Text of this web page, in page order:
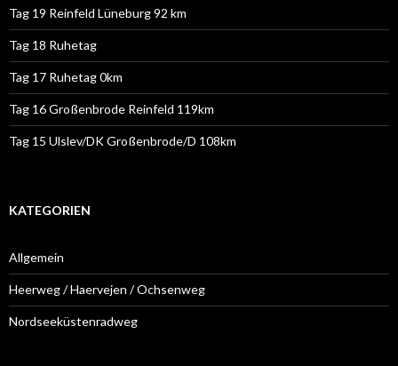
Tag 19 Reinfeld Lüneburg 92 km
Tag 18 Ruhetag
Tag 17 Ruhetag 0km
Tag 16 Großenbrode Reinfeld 119km
Tag 15 Ulslev/DK Großenbrode/D 108km
KATEGORIEN
Allgemein
Heerweg / Haervejen / Ochsenweg
Nordseeküstenradweg